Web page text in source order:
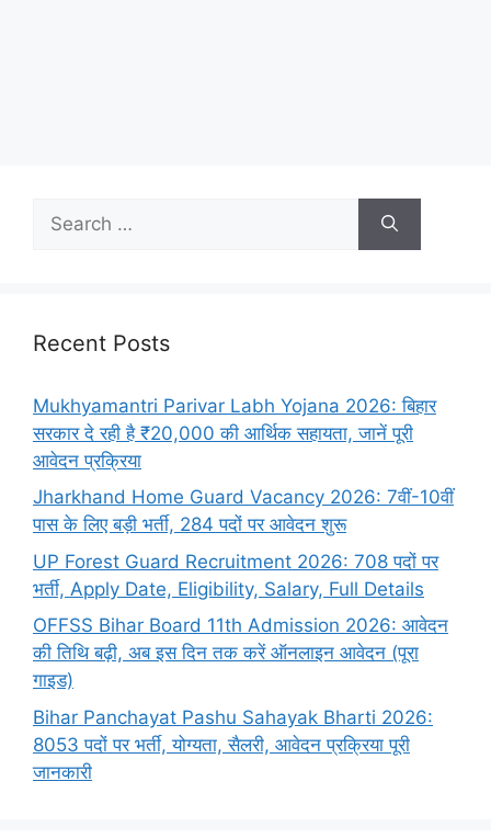
Recent Posts
Mukhyamantri Parivar Labh Yojana 2026: बिहार
सरकार दे रही है ₹20,000 की आर्थिक सहायता, जानें पूरी
आवेदन प्रक्रिया
Jharkhand Home Guard Vacancy 2026: 7वीं-10वीं
पास के लिए बड़ी भर्ती, 284 पदों पर आवेदन शुरू
UP Forest Guard Recruitment 2026: 708 पदों पर
भर्ती, Apply Date, Eligibility, Salary, Full Details
OFFSS Bihar Board 11th Admission 2026: आवेदन
की तिथि बढ़ी, अब इस दिन तक करें ऑनलाइन आवेदन (पूरा
गाइड)
Bihar Panchayat Pashu Sahayak Bharti 2026:
8053 पदों पर भर्ती, योग्यता, सैलरी, आवेदन प्रक्रिया पूरी
जानकारी